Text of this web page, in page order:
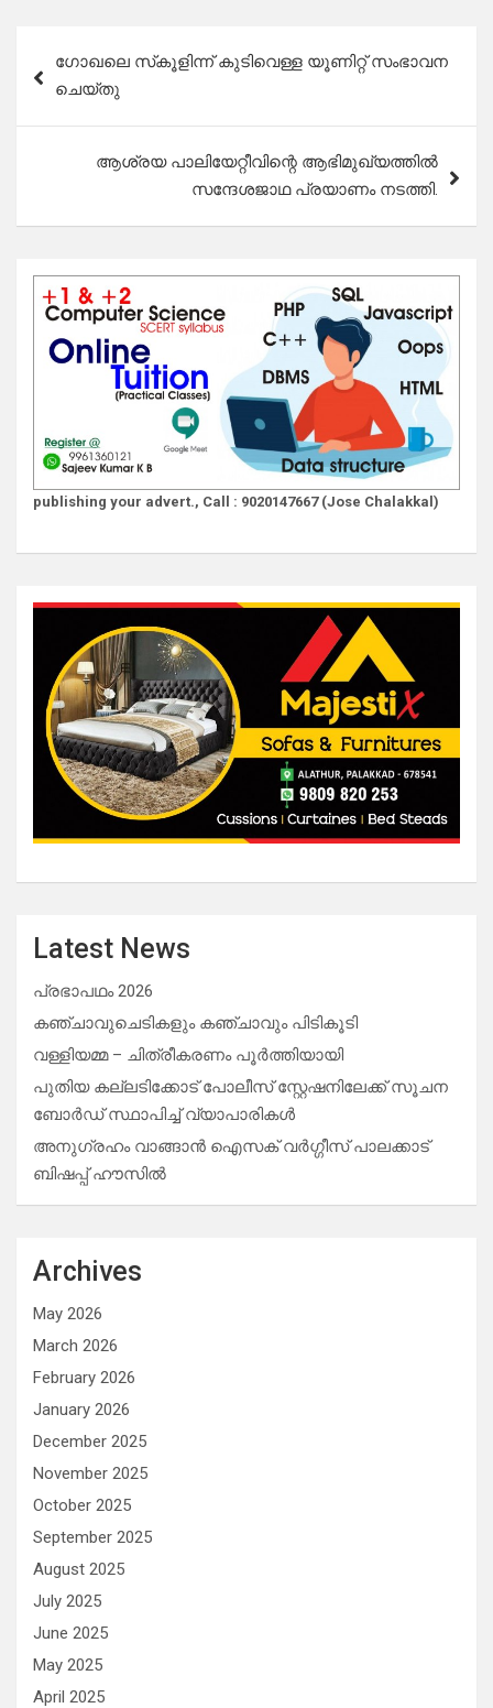
navigation
ഗോഖലെ സ്‌കൂളിന്ന് കുടിവെള്ള യൂണിറ്റ് സംഭാവന
ചെയ്തു
ആശ്രയ പാലിയേറ്റീവിന്റെ ആഭിമുഖ്യത്തിൽ
സന്ദേശജാഥ പ്രയാണം നടത്തി.
publishing your advert., Call : 9020147667 (Jose Chalakkal)
Latest News
പ്രഭാപഥം 2026
കഞ്ചാവുചെടികളും കഞ്ചാവും പിടികൂടി
വള്ളിയമ്മ – ചിത്രീകരണം പൂർത്തിയായി
പുതിയ കല്ലടിക്കോട് പോലീസ് സ്റ്റേഷനിലേക്ക് സൂചന
ബോർഡ് സ്ഥാപിച്ച് വ്യാപാരികൾ
അനുഗ്രഹം വാങ്ങാൻ ഐസക് വര്‍ഗ്ഗീസ് പാലക്കാട്
ബിഷപ്പ് ഹൗസില്‍
Archives
May 2026
March 2026
February 2026
January 2026
December 2025
November 2025
October 2025
September 2025
August 2025
July 2025
June 2025
May 2025
April 2025